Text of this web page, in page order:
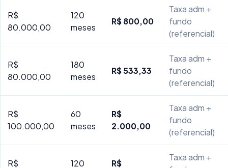
R$
80.000,00
120
meses
R$ 800,00
Taxa adm +
fundo
(referencial)
R$
80.000,00
180
meses
R$ 533,33
Taxa adm +
fundo
(referencial)
R$
100.000,00
60
meses
R$
2.000,00
Taxa adm +
fundo
(referencial)
R$
120
R$
Taxa adm +